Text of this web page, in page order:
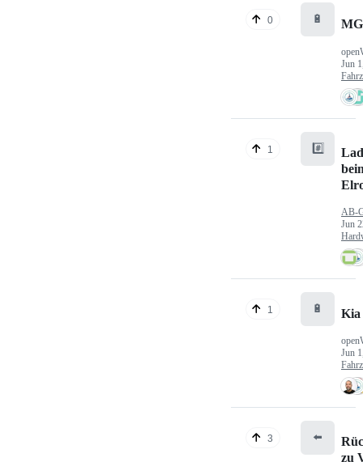
0 🔋
Jun
1 #️⃣
AB-
Jun
1 🔋 Kia
Jun
3 ⬅️
zu